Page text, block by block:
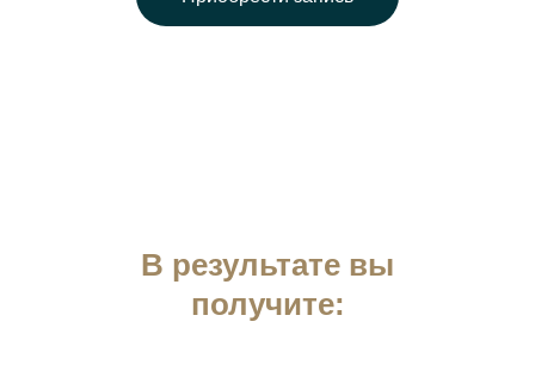
В результате вы
получите: